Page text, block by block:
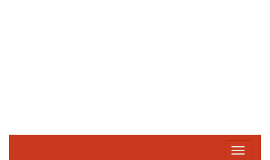
Toggle